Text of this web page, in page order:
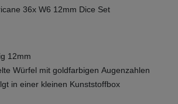
36x W6 12mm Dice Set
12mm
Würfel mit goldfarbigen Augenzahlen
in einer kleinen Kunststoffbox